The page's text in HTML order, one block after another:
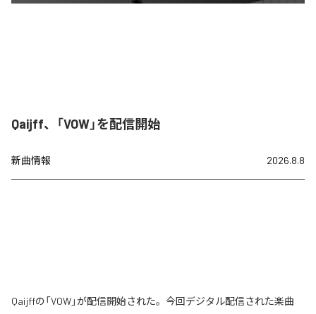
Qaijff、「VOW」を配信開始
新曲情報 2026.8.8
Qaijffの「VOW」が配信開始された。今回デジタル配信された楽曲